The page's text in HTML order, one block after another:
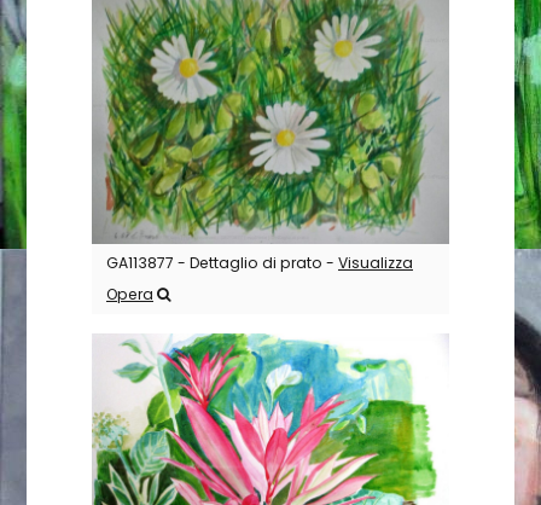
GA113877 - Dettaglio di prato - Visualizza
Opera